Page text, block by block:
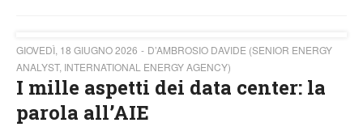
GIOVEDÌ, 18 GIUGNO 2026
D’AMBROSIO DAVIDE (SENIOR ENERGY
ANALYST, INTERNATIONAL ENERGY AGENCY)
I mille aspetti dei data center: la
parola all’AIE